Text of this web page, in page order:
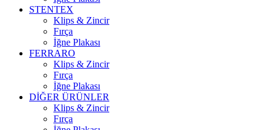
STENTEX
Klips & Zincir
Fırça
İğne Plakası
FERRARO
Klips & Zincir
Fırça
İğne Plakası
DİĞER ÜRÜNLER
Klips & Zincir
Fırça